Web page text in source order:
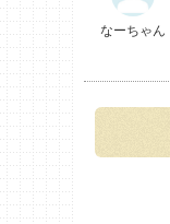
なーちゃん